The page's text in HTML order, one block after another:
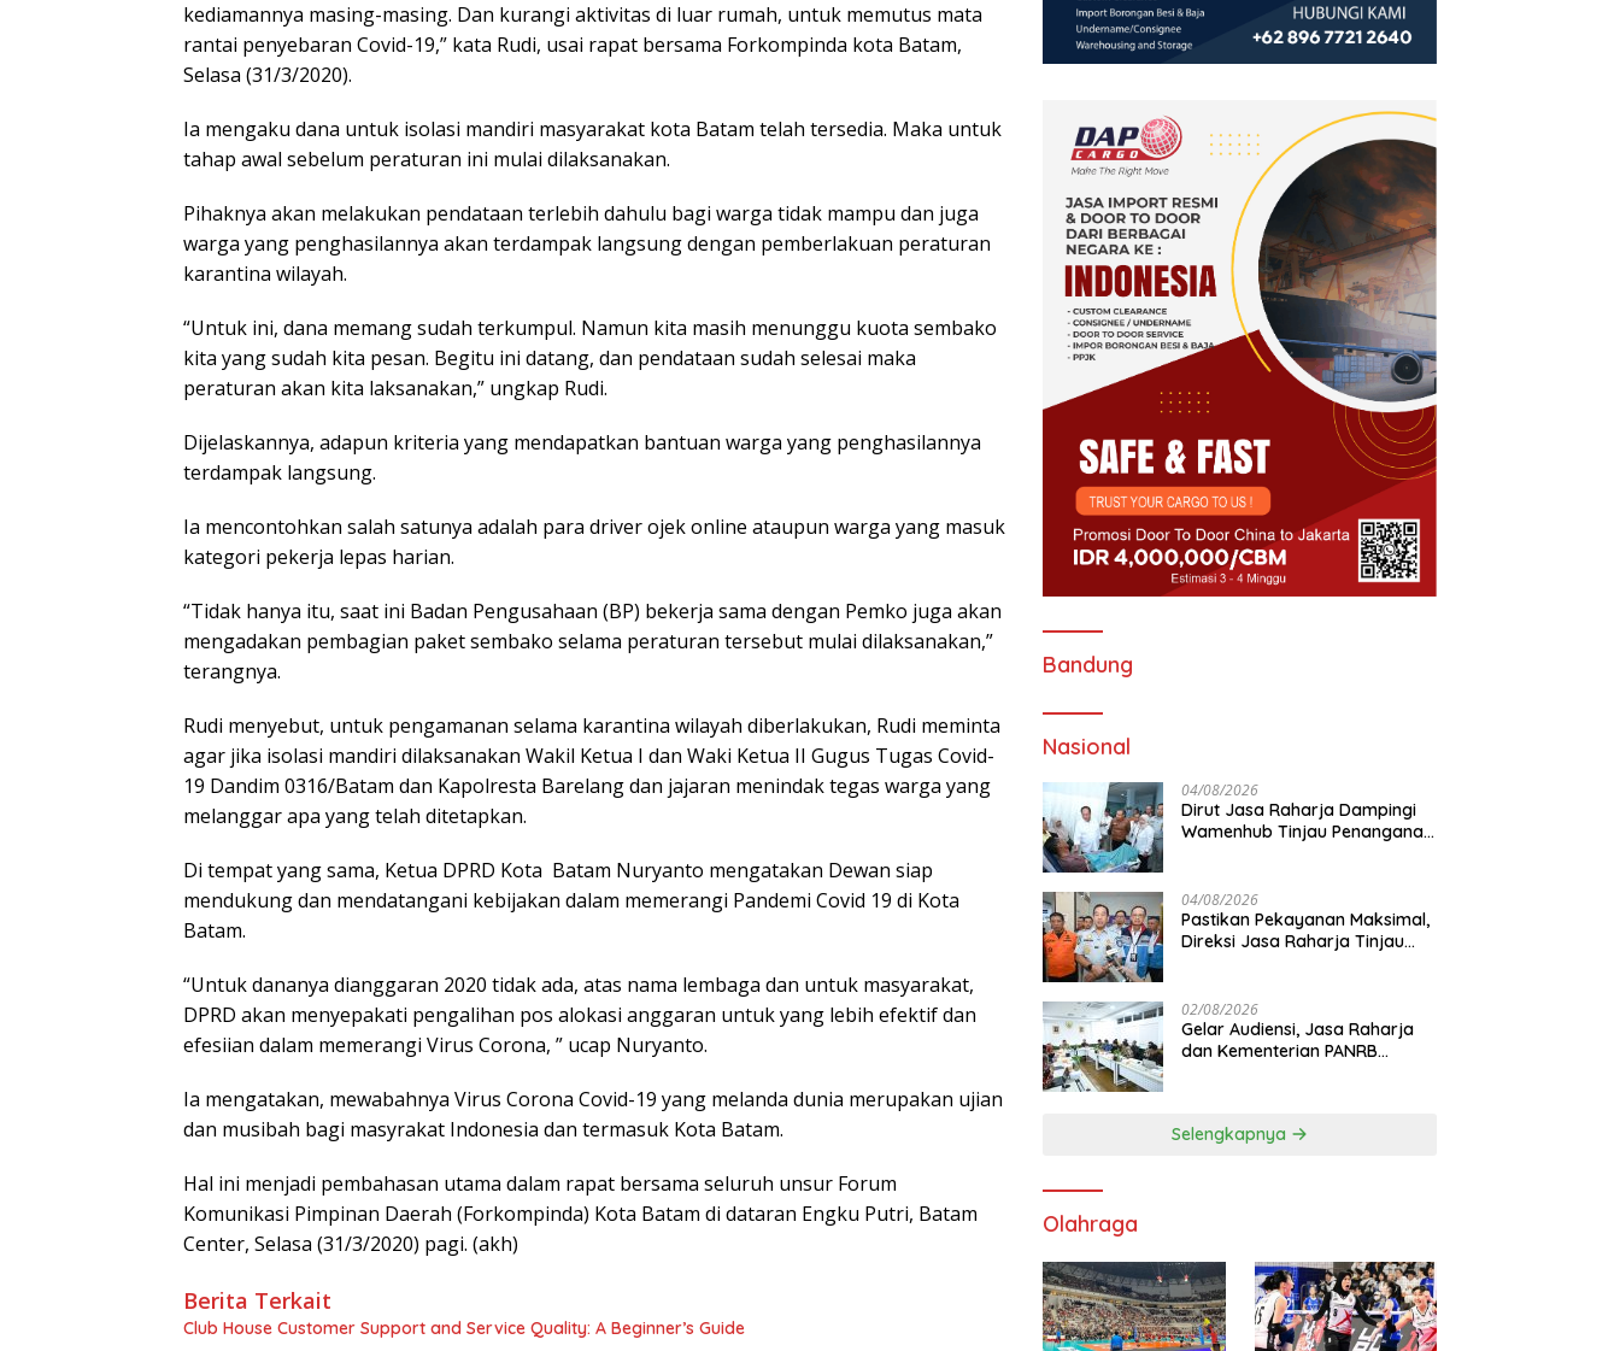
kediamannya masing-masing. Dan kurangi aktivitas di luar rumah, untuk memutus mata
rantai penyebaran Covid-19,” kata Rudi, usai rapat bersama Forkompinda kota Batam,
Selasa (31/3/2020).
Ia mengaku dana untuk isolasi mandiri masyarakat kota Batam telah tersedia. Maka untuk
tahap awal sebelum peraturan ini mulai dilaksanakan.
Pihaknya akan melakukan pendataan terlebih dahulu bagi warga tidak mampu dan juga
warga yang penghasilannya akan terdampak langsung dengan pemberlakuan peraturan
karantina wilayah.
“Untuk ini, dana memang sudah terkumpul. Namun kita masih menunggu kuota sembako
kita yang sudah kita pesan. Begitu ini datang, dan pendataan sudah selesai maka
peraturan akan kita laksanakan,” ungkap Rudi.
Dijelaskannya, adapun kriteria yang mendapatkan bantuan warga yang penghasilannya
terdampak langsung.
Ia mencontohkan salah satunya adalah para driver ojek online ataupun warga yang masuk
kategori pekerja lepas harian.
“Tidak hanya itu, saat ini Badan Pengusahaan (BP) bekerja sama dengan Pemko juga akan
mengadakan pembagian paket sembako selama peraturan tersebut mulai dilaksanakan,”
terangnya.
Rudi menyebut, untuk pengamanan selama karantina wilayah diberlakukan, Rudi meminta
agar jika isolasi mandiri dilaksanakan Wakil Ketua I dan Waki Ketua II Gugus Tugas Covid-
19 Dandim 0316/Batam dan Kapolresta Barelang dan jajaran menindak tegas warga yang
melanggar apa yang telah ditetapkan.
Di tempat yang sama, Ketua DPRD Kota Batam Nuryanto mengatakan Dewan siap
mendukung dan mendatangani kebijakan dalam memerangi Pandemi Covid 19 di Kota
Batam.
“Untuk dananya dianggaran 2020 tidak ada, atas nama lembaga dan untuk masyarakat,
DPRD akan menyepakati pengalihan pos alokasi anggaran untuk yang lebih efektif dan
efesiian dalam memerangi Virus Corona, ” ucap Nuryanto.
Ia mengatakan, mewabahnya Virus Corona Covid-19 yang melanda dunia merupakan ujian
dan musibah bagi masyrakat Indonesia dan termasuk Kota Batam.
Hal ini menjadi pembahasan utama dalam rapat bersama seluruh unsur Forum
Komunikasi Pimpinan Daerah (Forkompinda) Kota Batam di dataran Engku Putri, Batam
Center, Selasa (31/3/2020) pagi. (akh)
Berita Terkait
Club House Customer Support and Service Quality: A Beginner’s Guide
Bandung
Nasional
04/08/2026
Dirut Jasa Raharja Dampingi
Wamenhub Tinjau Penanganan
04/08/2026
Pastikan Pekayanan Maksimal,
Direksi Jasa Raharja Tinjau
02/08/2026
Gelar Audiensi, Jasa Raharja
dan Kementerian PANRB
Selengkapnya
Olahraga